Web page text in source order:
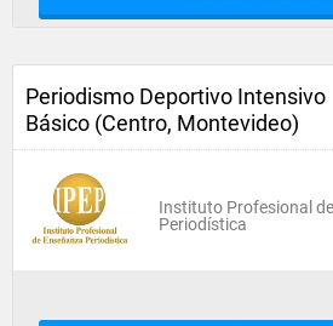
Periodismo Deportivo Intensivo
Básico (Centro, Montevideo)
Instituto Profesional
Periodística